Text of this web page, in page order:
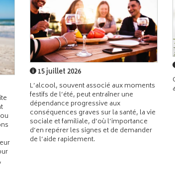
15 juillet 2026
L’alcool, souvent associé aux moments
festifs de l’été, peut entraîner une
dépendance progressive aux
conséquences graves sur la santé, la vie
sociale et familiale, d’où l’importance
d’en repérer les signes et de demander
de l’aide rapidement.